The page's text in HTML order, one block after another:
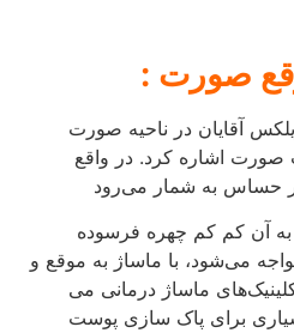
صورت :
آقایان در ناحیه صورت
اشاره کرد. در واقع
به شمار می‌رود
کم‌ کم چهره فرسوده
می‌شود، با ماساژ به موقع و
ماساژ درمانی می
برای پاک‌ سازی پوست